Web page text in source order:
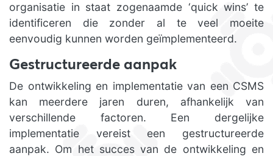
organisatie in staat zogenaamde ‘quick wins’ te
identificeren die zonder al te veel moeite
eenvoudig kunnen worden geïmplementeerd.
Gestructureerde aanpak
De ontwikkeling en implementatie van een CSMS
kan meerdere jaren duren, afhankelijk van
verschillende factoren. Een dergelijke
implementatie vereist een gestructureerde
aanpak. Om het succes van de ontwikkeling en